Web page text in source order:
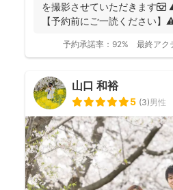
を撮影させていただきます📷
【予約前にご一読ください
予約承諾率： 92% 最終アク
山口 和裕
5 (3)男性